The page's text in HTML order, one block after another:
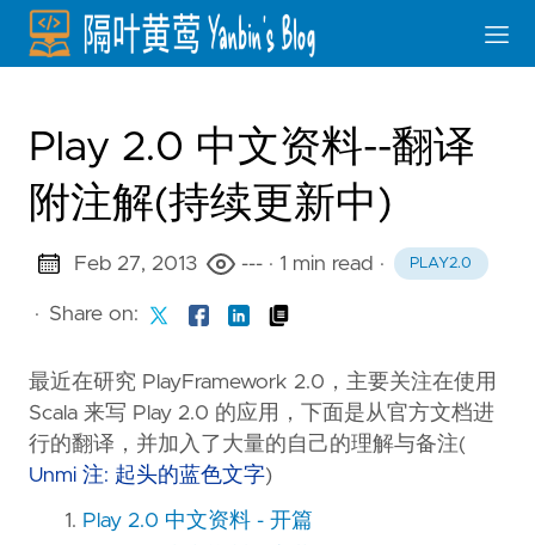
Play 2.0 中文资料--翻译
附注解(持续更新中)
Feb 27, 2013 --- · 1 min read · PLAY2.0
· Share on:
最近在研究 PlayFramework 2.0，主要关注在使用
Scala 来写 Play 2.0 的应用，下面是从官方文档进
行的翻译，并加入了大量的自己的理解与备注(
Unmi 注: 起头的蓝色文字)
Play 2.0 中文资料 - 开篇